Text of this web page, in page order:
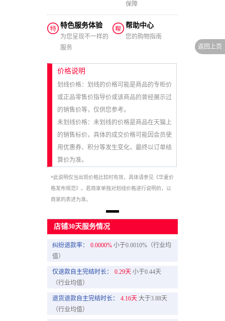
保障
特色服务体验
为您呈现不一样的
服务
帮助中心
您的购物指南
价格说明
划线价格：划线的价格可能是商品的专柜价
或正品零售价指导价或该商品的曾经展示过
的销售价等，仅供您参考。
未划线价格：未划线的价格是商品在天猫上
的销售标价，具体的成交价格可能因会员使
用优惠券、积分等发生变化，最终以订单结
算价为准。
*此说明仅当出现价格比较时有效，具体请参见《华夏价
格发布规范》。若商家单独对划线价格进行说明的，以
商家的表述为准。
店铺30天服务情况
纠纷退款率： 0.0000% 小于0.0010%（行业均
值）
仅退款自主完结时长： 0.29天 小于0.44天
（行业均值）
退货退款自主完结时长： 4.16天 大于3.88天
（行业均值）